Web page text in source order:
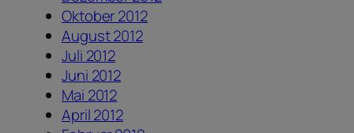
Oktober 2012
August 2012
Juli 2012
Juni 2012
Mai 2012
April 2012